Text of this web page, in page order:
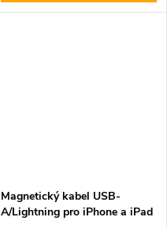
Magnetický kabel USB-
A/Lightning pro iPhone a iPad